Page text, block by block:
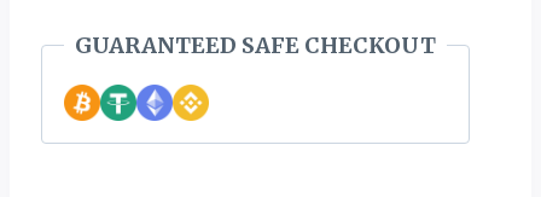
ВЫПЛАТЫ
45€
СПРОСИТЕ
GUARANTEED SAFE CHECKOUT